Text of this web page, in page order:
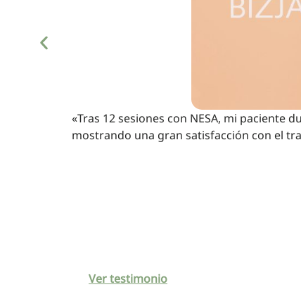
«Tras 12 sesiones con NESA, mi
mostrando una gran satisfacción con el
Ver testimonio